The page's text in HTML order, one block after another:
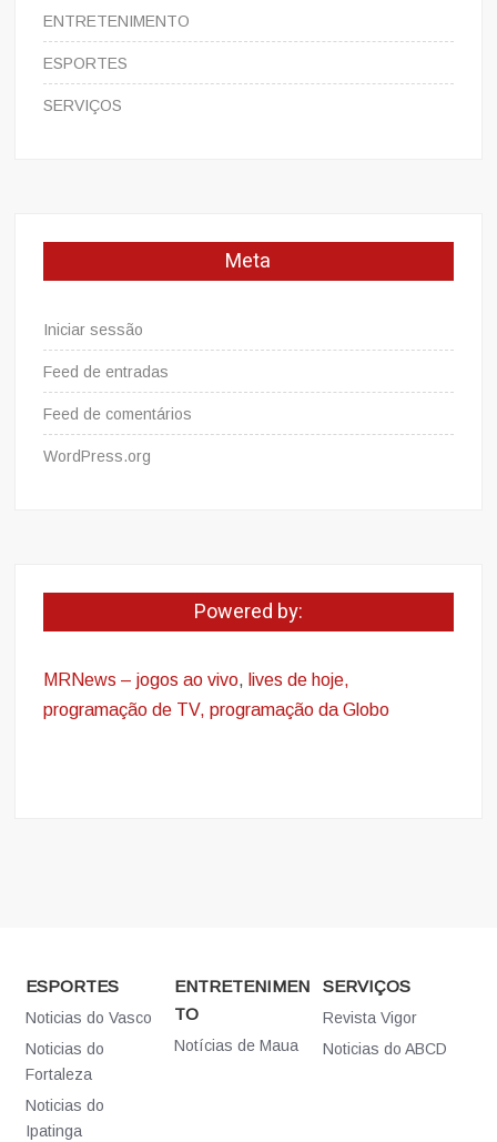
ENTRETENIMENTO
ESPORTES
SERVIÇOS
Meta
Iniciar sessão
Feed de entradas
Feed de comentários
WordPress.org
Powered by:
MRNews – jogos ao vivo, lives de hoje,
programação de TV, programação da Globo
ESPORTES
Noticias do Vasco
Noticias do
Fortaleza
Noticias do
Ipatinga
ENTRETENIMEN
TO
Notícias de Maua
SERVIÇOS
Revista Vigor
Noticias do ABCD